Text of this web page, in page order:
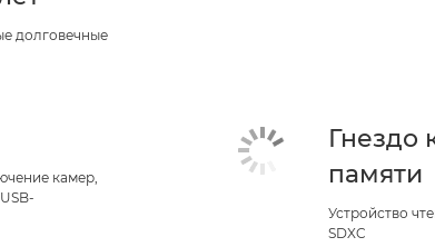
долговечные
камер,
Гнездо
памяти
Устройство
SDXC